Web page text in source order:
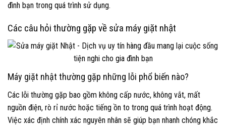
đình bạn trong quá trình sử dụng.
Các câu hỏi thường gặp về sửa máy giặt nhật
Máy giặt nhật thường gặp những lỗi phổ biến nào?
Các lỗi thường gặp bao gồm không cấp nước, không vắt, mất
nguồn điện, rò rỉ nước hoặc tiếng ồn to trong quá trình hoạt động.
Việc xác định chính xác nguyên nhân sẽ giúp bạn nhanh chóng khắc